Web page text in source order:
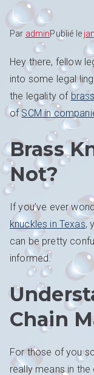
Par adminPublié le
Hey there, fellow
into some legal
the legality of
ofSCM in
Brass
Not?
If you’ve ever
knuckles in Texas,
can be pretty
informed.
Chain
For those of you
really means in